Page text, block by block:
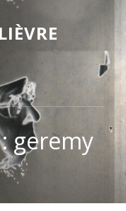
geremy